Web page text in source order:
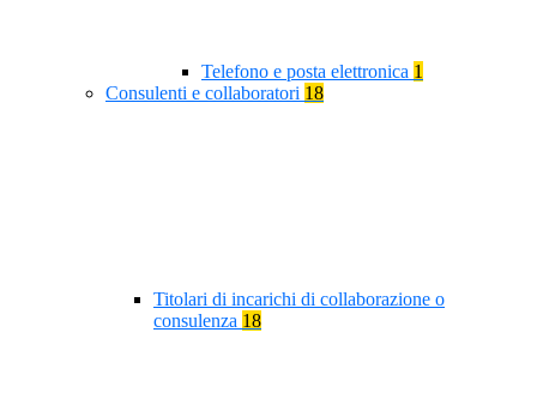
Telefono e posta elettronica 1
Consulenti e collaboratori 18
Titolari di incarichi di collaborazione o
consulenza 18